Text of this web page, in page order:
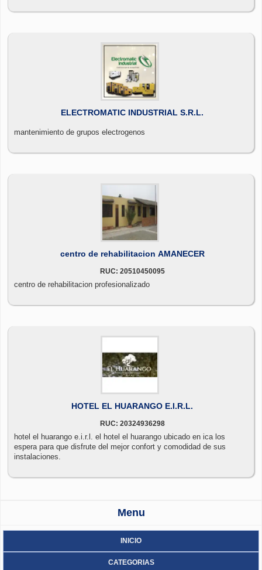
ELECTROMATIC INDUSTRIAL S.R.L.
mantenimiento de grupos electrogenos
centro de rehabilitacion AMANECER
RUC: 20510450095
centro de rehabilitacion profesionalizado
HOTEL EL HUARANGO E.I.R.L.
RUC: 20324936298
hotel el huarango e.i.r.l. el hotel el huarango ubicado en ica los
espera para que disfrute del mejor confort y comodidad de sus
instalaciones.
Menu
INICIO
CATEGORIAS